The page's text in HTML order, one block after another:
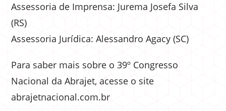
Assessoria de Imprensa: Jurema Josefa Silva
(RS)
Assessoria Jurídica: Alessandro Agacy (SC)
Para saber mais sobre o 39º Congresso
Nacional da Abrajet, acesse o site
abrajetnacional.com.br